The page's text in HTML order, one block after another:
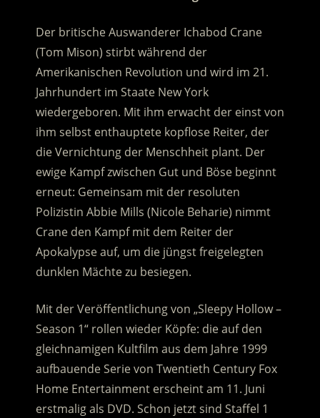
Der britische Auswanderer Ichabod Crane
(Tom Mison) stirbt während der
Amerikanischen Revolution und wird im 21.
Jahrhundert im Staate New York
wiedergeboren. Mit ihm erwacht der einst von
ihm selbst enthauptete kopflose Reiter, der
die Vernichtung der Menschheit plant. Der
ewige Kampf zwischen Gut und Böse beginnt
erneut: Gemeinsam mit der resoluten
Polizistin Abbie Mills (Nicole Beharie) nimmt
Crane den Kampf mit dem Reiter der
Apokalypse auf, um die jüngst freigelegten
dunklen Mächte zu besiegen.
Mit der Veröffentlichung von „Sleepy Hollow –
Season 1“ rollen wieder Köpfe: die auf den
gleichnamigen Kultfilm aus dem Jahre 1999
aufbauende Serie von Twentieth Century Fox
Home Entertainment erscheint am 11. Juni
erstmalig als DVD. Schon jetzt sind Staffel 1